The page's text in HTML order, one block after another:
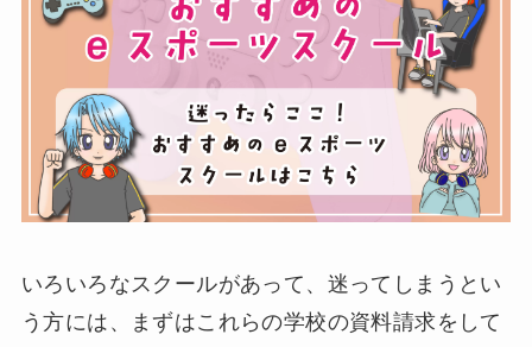
いろいろなスクールがあって、迷ってしまうとい
う方には、まずはこれらの学校の資料請求をして